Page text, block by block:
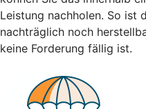
Leistung nachholen. So ist
nachträglich noch
keine Forderung fällig ist.